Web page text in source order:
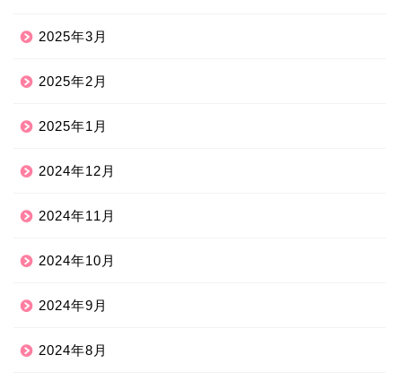
2025年3月
2025年2月
2025年1月
2024年12月
2024年11月
2024年10月
2024年9月
2024年8月